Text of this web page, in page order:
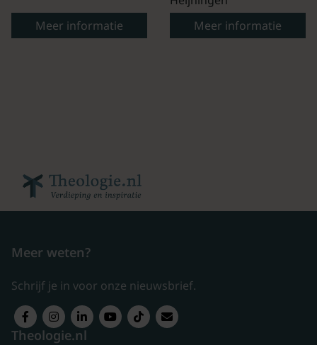
Meer informatie
Meer informatie
Meer weten?
Schrijf je in voor onze nieuwsbrief.
Theologie.nl